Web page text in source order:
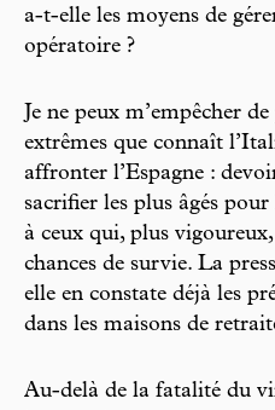
a-t-elle les moyens de
opératoire ?
Je ne peux m’empêcher
extrêmes que connaît
affronter l’Espagne :
sacrifier les plus âgés
à ceux qui, plus
chances de survie. La
elle en constate déjà les
dans les maisons de
Au-delà de la fatalité du